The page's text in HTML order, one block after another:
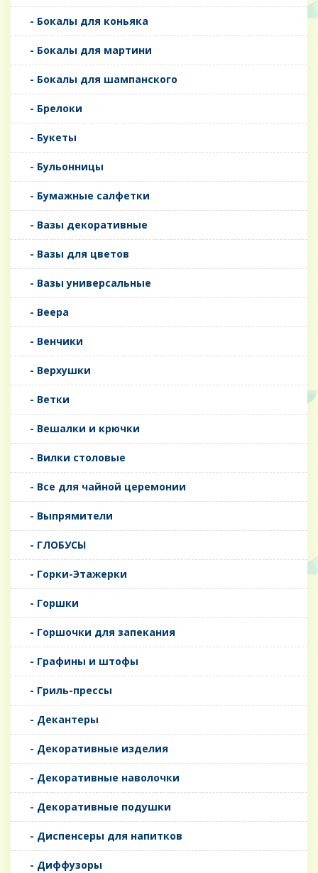
- Бокалы для коньяка
- Бокалы для мартини
- Бокалы для шампанского
- Брелоки
- Букеты
- Бульонницы
- Бумажные салфетки
- Вазы декоративные
- Вазы для цветов
- Вазы универсальные
- Веера
- Венчики
- Верхушки
- Ветки
- Вешалки и крючки
- Вилки столовые
- Все для чайной церемонии
- Выпрямители
- ГЛОБУСЫ
- Горки-Этажерки
- Горшки
- Горшочки для запекания
- Графины и штофы
- Гриль-прессы
- Декантеры
- Декоративные изделия
- Декоративные наволочки
- Декоративные подушки
- Диспенсеры для напитков
- Диффузоры